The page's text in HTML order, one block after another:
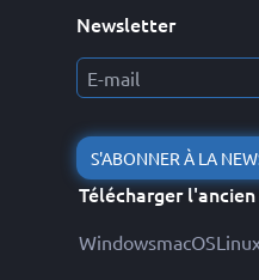
Newsletter
S'ABONNER À LA
Télécharger l'ancien
WindowsmacOS